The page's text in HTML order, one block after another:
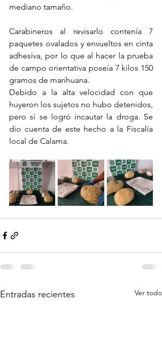
mediano tamaño.
Carabineros al revisarlo contenía 7
paquetes ovalados y envueltos en cinta
adhesiva, por lo que al hacer la prueba
de campo orientativa poseía 7 kilos 150
gramos de marihuana.
Debido a la alta velocidad con que
huyeron los sujetos no hubo detenidos,
pero sí se logró incautar la droga. Se
dio cuenta de este hecho a la Fiscalía
local de Calama.
Entradas recientes Ver todo